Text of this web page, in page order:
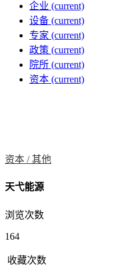
企业 (current)
设备 (current)
专家 (current)
政策 (current)
院所 (current)
资本 (current)
资本 /其他
天弋能源
浏览次数
164
收藏次数